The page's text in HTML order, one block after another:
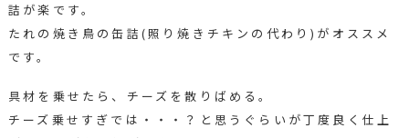
詰が楽です。
たれの焼き鳥の缶詰(照り焼きチキンの代わり)がオススメ
です。
具材を乗せたら、チーズを散りばめる。
チーズ乗せすぎでは・・・？と思うぐらいが丁度良く仕上